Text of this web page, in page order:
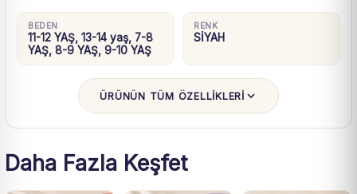
BEDEN
11-12 YAŞ, 13-14 yaş, 7-8
YAŞ, 8-9 YAŞ, 9-10 YAŞ
RENK
SİYAH
ÜRÜNÜN TÜM ÖZELLİKLERİ
Daha Fazla Keşfet